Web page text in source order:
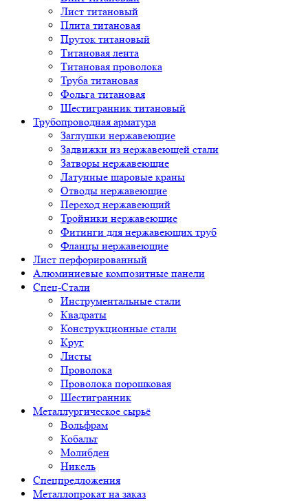
Лист титановый
Плита титановая
Пруток титановый
Титановая лента
Титановая проволока
Труба титановая
Фольга титановая
Шестигранник титановый
Трубопроводная арматура
Заглушки нержавеющие
Задвижки из нержавеющей стали
Затворы нержавеющие
Латунные шаровые краны
Отводы нержавеющие
Переход нержавеющий
Тройники нержавеющие
Фитинги для нержавеющих труб
Фланцы нержавеющие
Лист перфорированный
Алюминиевые композитные панели
Спец-Стали
Инструментальные стали
Квадраты
Конструкционные стали
Круг
Листы
Проволока
Проволока порошковая
Шестигранник
Металлургическое сырьё
Вольфрам
Кобальт
Молибден
Никель
Спецпредложения
Металлопрокат на заказ